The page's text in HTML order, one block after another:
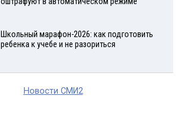
Школьный марафон-2026: как подготовить
ребенка к учебе и не разориться
Новости СМИ2